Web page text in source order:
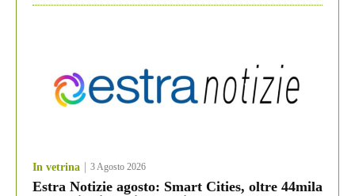
In vetrina 3 Agosto 2026
Estra Notizie agosto: Smart Cities, oltre 44mila